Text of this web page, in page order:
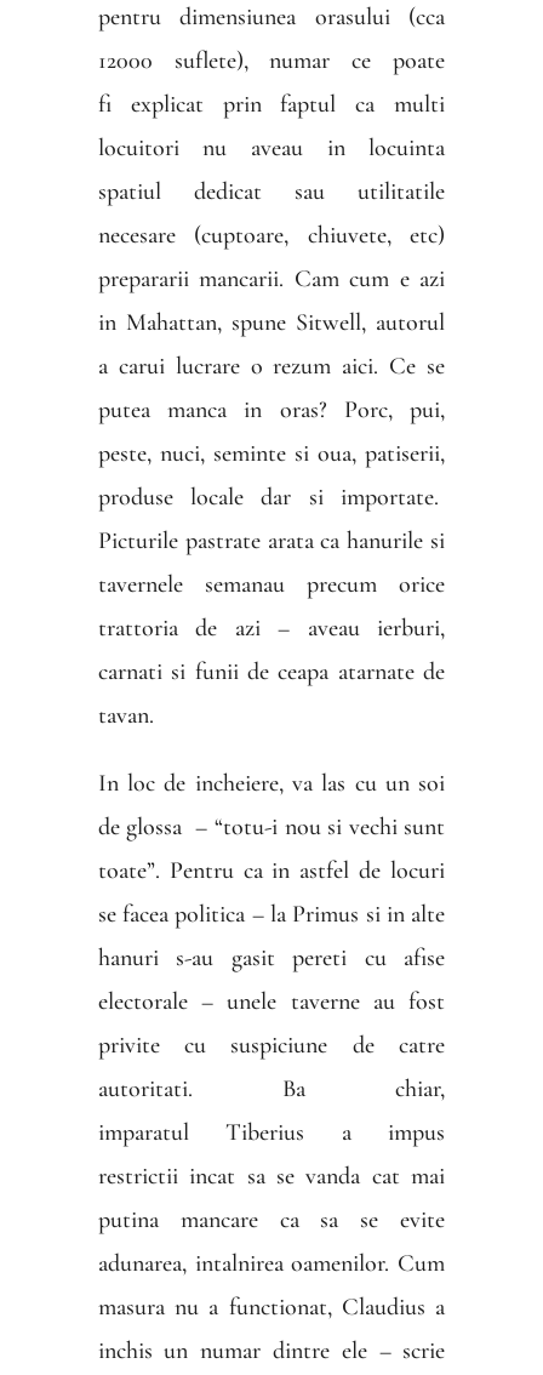
pentru dimensiunea orasului (cca
12000 suflete), numar ce poate
fi explicat prin faptul ca multi
locuitori nu aveau in locuinta
spatiul dedicat sau utilitatile
necesare (cuptoare, chiuvete, etc)
prepararii mancarii. Cam cum e azi
in Mahattan, spune Sitwell, autorul
a carui lucrare o rezum aici. Ce se
putea manca in oras? Porc, pui,
peste, nuci, seminte si oua, patiserii,
produse locale dar si importate.
Picturile pastrate arata ca hanurile si
tavernele semanau precum orice
trattoria de azi – aveau ierburi,
carnati si funii de ceapa atarnate de
tavan.
In loc de incheiere, va las cu un soi
de glossa – “totu-i nou si vechi sunt
toate”. Pentru ca in astfel de locuri
se facea politica – la Primus si in alte
hanuri s-au gasit pereti cu afise
electorale – unele taverne au fost
privite cu suspiciune de catre
autoritati. Ba chiar,
imparatul Tiberius a impus
restrictii incat sa se vanda cat mai
putina mancare ca sa se evite
adunarea, intalnirea oamenilor. Cum
masura nu a functionat, Claudius a
inchis un numar dintre ele – scrie